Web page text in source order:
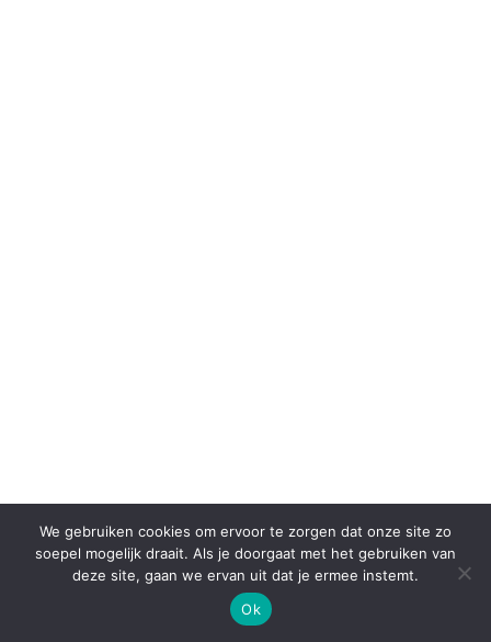
We gebruiken cookies om ervoor te zorgen dat onze site zo
soepel mogelijk draait. Als je doorgaat met het gebruiken van
deze site, gaan we ervan uit dat je ermee instemt.
Ok